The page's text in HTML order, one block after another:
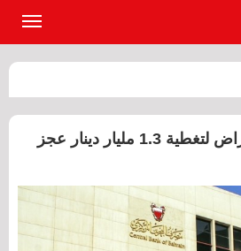
الحكومة تخطط للاقتراض لتغطية 1.3 مليار دينار عجز